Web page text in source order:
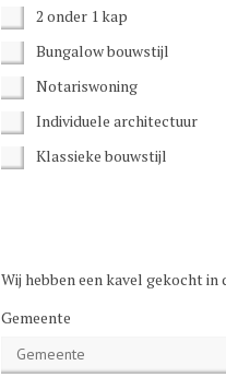
2 onder 1 kap
Bungalow bouwstijl
Notariswoning
Individuele architectuur
Klassieke bouwstijl
Wij hebben een kavel gekocht in
Gemeente